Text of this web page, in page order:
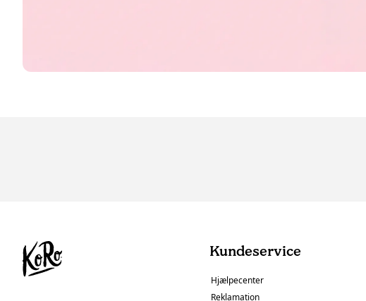
Kundeservice
Hjælpecenter
Reklamation